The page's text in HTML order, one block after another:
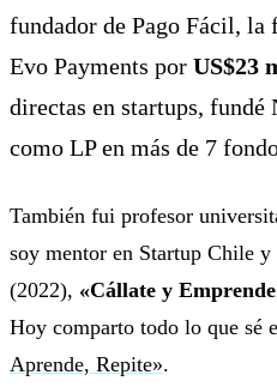
fundador de Pago Fácil,
Evo Payments por US$23
directas en startups,
como LP en más de 7
También fui profesor
soy mentor en Startup Chile
(2022), «Cállate y
Hoy comparto todo lo que sé
Aprende, Repite».